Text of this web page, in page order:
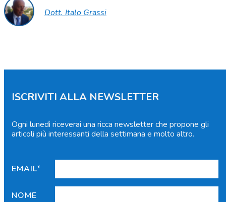
Dott. Italo Grassi
ISCRIVITI ALLA NEWSLETTER
Ogni lunedì riceverai una ricca newsletter che propone gli
articoli più interessanti della settimana e molto altro.
EMAIL*
NOME